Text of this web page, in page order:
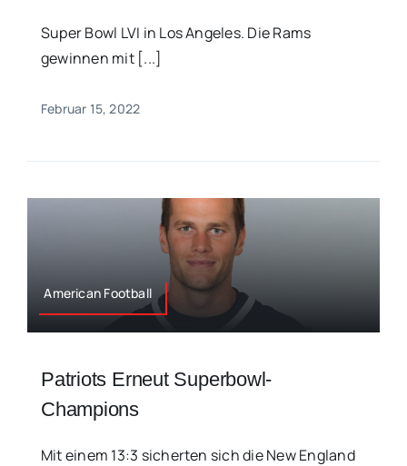
Super Bowl LVI in Los Angeles. Die Rams
gewinnen mit [...]
Februar 15, 2022
American Football
Patriots Erneut Superbowl-
Champions
Mit einem 13:3 sicherten sich die New England